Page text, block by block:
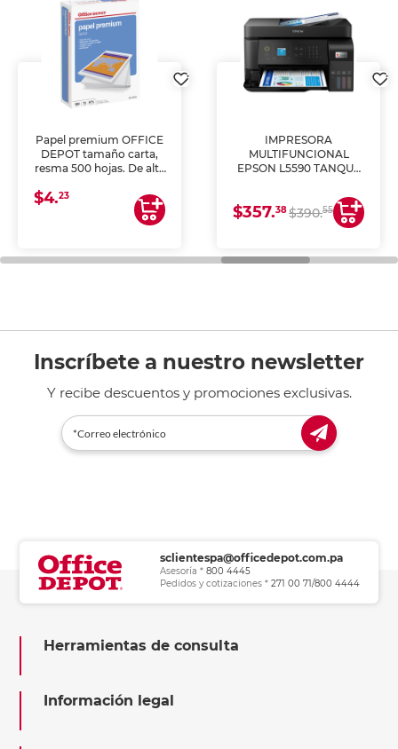
Papel premium OFFICE
DEPOT tamaño carta,
resma 500 hojas. De alta
uniforme, ideal para
impresoras de inyección
de tinta y láser,
general de oficina.
$4.23
IMPRESORA
MULTIFUNCIONAL
EPSON L5590 TANQUE
COPIA Y ESCANEA)
$357.38$390.55
Inscríbete a nuestro newsletter
Y recibe descuentos y promociones exclusivas.
sclientespa@officedepot.com.pa
Asesoría * 800 4445
Pedidos y cotizaciones * 271 00 71/800 4444
Herramientas de consulta
Información legal